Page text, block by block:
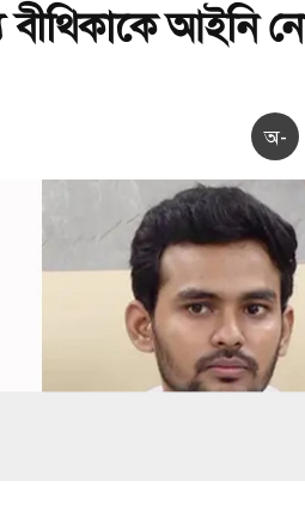
আইনি
অ-